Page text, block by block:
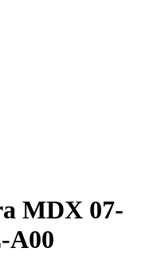
MDX 07-
A00